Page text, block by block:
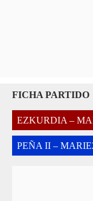
FICHA PARTIDO
EZKURDIA –
PEÑA II –